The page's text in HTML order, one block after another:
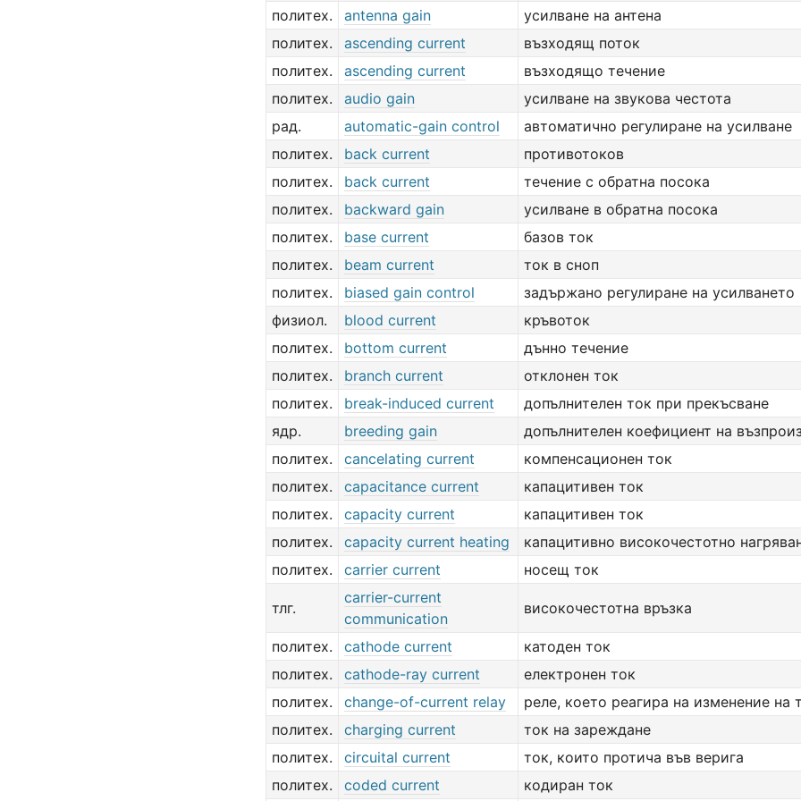
политех. antenna gain
усилване на антена
политех.
ascending current
възходящ поток
политех.
ascending current
възходящо течение
политех.
audio gain
усилване на звукова честота
рад.
automatic-gain control
автоматично регулиране на усилване
политех.
back current
противотоков
политех.
back current
течение с обратна посока
политех.
backward gain
усилване в обратна посока
политех.
base current
базов ток
политех.
beam current
ток в сноп
политех.
biased gain control
задържано регулиране на усилването
физиол.
blood current
кръвоток
политех.
bottom current
дънно течение
политех.
branch current
отклонен ток
политех.
break-induced current
допълнителен ток при прекъсване
ядр.
breeding gain
допълнителен коефициент на
политех.
cancelating current
компенсационен ток
политех.
capacitance current
капацитивен ток
политех.
capacity current
капацитивен ток
политех.
capacity current heating
капацитивно високочестотно
политех.
carrier current носещ ток
тлг.
carrier-current
communication
високочестотна връзка
политех. cathode current
катоден ток
политех.
cathode-ray current
електронен ток
политех.
change-of-current relay
реле, което реагира на изменение на
политех.
charging current
ток на зареждане
политех.
circuital current
ток, които протича във верига
политех.
coded current кодиран ток